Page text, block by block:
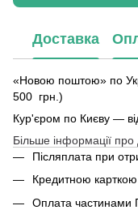
Доставка
«Новою поштою» по
500 грн.)
Кур'єром по Києву —
Більше інформації про
Післяплата при
Кредитною карткою
Оплата частинами